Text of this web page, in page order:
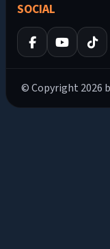
SOCIAL
© Copyright 2026